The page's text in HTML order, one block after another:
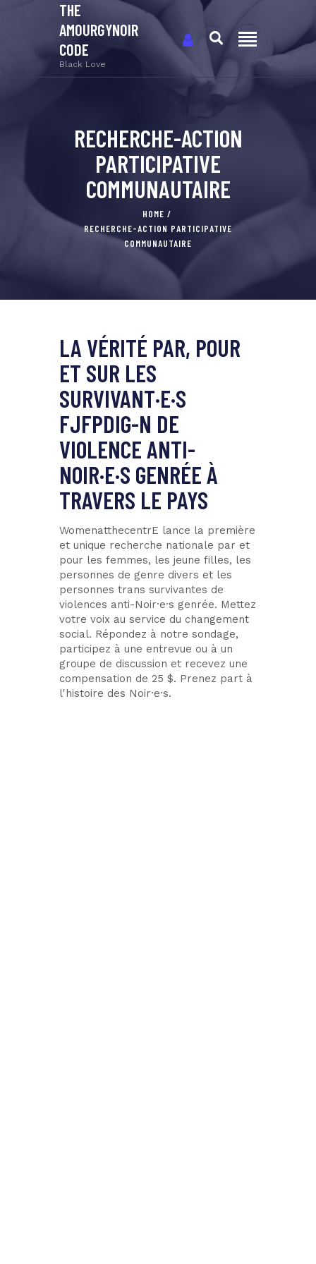
THE
AMOURGYNOIR
CODE
Black Love
RECHERCHE-ACTION
PARTICIPATIVE
COMMUNAUTAIRE
HOME
RECHERCHE-ACTION PARTICIPATIVE
COMMUNAUTAIRE
LA VÉRITÉ PAR, POUR
ET SUR LES
SURVIVANT·E·S
FJFPDIG-N DE
VIOLENCE ANTI-
NOIR·E·S GENRÉE À
TRAVERS LE PAYS
WomenatthecentrE lance la première
et unique recherche nationale par et
pour les femmes, les jeune filles, les
personnes de genre divers et les
personnes trans survivantes de
violences anti-Noir·e·s genrée. Mettez
votre voix au service du changement
social. Répondez à notre sondage,
participez à une entrevue ou à un
groupe de discussion et recevez une
compensation de 25 $. Prenez part à
l'histoire des Noir·e·s.